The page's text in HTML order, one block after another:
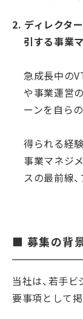
2. ディレクタ
引する事業
急成長中の
や事業運営
ーンを自ら
得られる経験
事業マネジ
スの最前線
■ 募集の背
当社は、若手
要事項として